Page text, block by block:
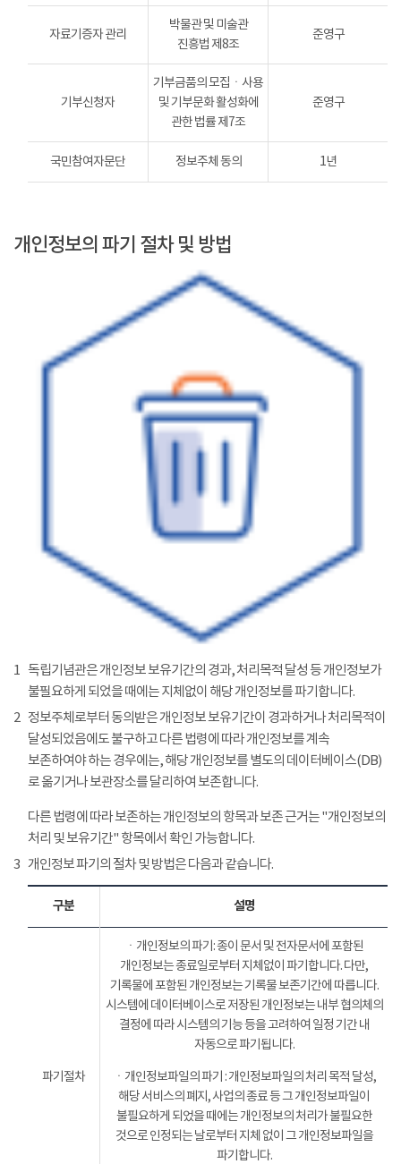
자료기증자 관리
박물관 및 미술관
진흥법 제8조
준영구
기부신청자
기부금품의 모집ㆍ사용
및 기부문화 활성화에
관한 법률 제7조
준영구
국민참여자문단 정보주체 동의 1년
개인정보의 파기 절차 및 방법
1 독립기념관은 개인정보 보유기간의 경과, 처리목적 달성 등 개인정보가
불필요하게 되었을 때에는 지체없이 해당 개인정보를 파기합니다.
2 정보주체로부터 동의받은 개인정보 보유기간이 경과하거나 처리목적이
달성되었음에도 불구하고 다른 법령에 따라 개인정보를 계속
보존하여야 하는 경우에는, 해당 개인정보를 별도의 데이터베이스(DB)
로 옮기거나 보관장소를 달리하여 보존합니다.
다른 법령에 따라 보존하는 개인정보의 항목과 보존 근거는 "개인정보의
처리 및 보유기간" 항목에서 확인 가능합니다.
3 개인정보 파기의 절차 및 방법은 다음과 같습니다.
구분 설명
파기절차
ㆍ개인정보의 파기: 종이 문서 및 전자문서에 포함된
개인정보는 종료일로부터 지체없이 파기합니다. 다만,
기록물에 포함된 개인정보는 기록물 보존기간에 따릅니다.
시스템에 데이터베이스로 저장된 개인정보는 내부 협의체의
결정에 따라 시스템의 기능 등을 고려하여 일정 기간 내
자동으로 파기됩니다.
ㆍ개인정보파일의 파기 : 개인정보파일의 처리 목적 달성,
해당 서비스의 폐지, 사업의 종료 등 그 개인정보파일이
불필요하게 되었을 때에는 개인정보의 처리가 불필요한
것으로 인정되는 날로부터 지체 없이 그 개인정보파일을
파기합니다.